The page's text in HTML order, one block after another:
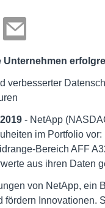
Unternehmen
verbesserter
- NetApp
im Portfolio
Bereich AFF
aus ihren Daten
von NetApp, ein
fördern Innovationen.